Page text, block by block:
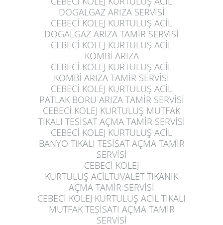
DOGALGAZ ARIZA SERVİSİ
CEBECİ KOLEJ KURTULUŞ ACİL
DOGALGAZ ARIZA TAMİR SERVİSİ
CEBECİ KOLEJ KURTULUŞ ACİL
KOMBİ ARIZA
CEBECİ KOLEJ KURTULUŞ ACİL
KOMBİ ARIZA TAMİR SERVİSİ
CEBECİ KOLEJ KURTULUŞ ACİL
PATLAK BORU ARIZA TAMİR SERVİSİ
CEBECİ KOLEJ KURTULUŞ MUTFAK
TIKALI TESİSAT AÇMA TAMİR SERVİSİ
CEBECİ KOLEJ KURTULUŞ ACİL
BANYO TIKALI TESİSAT AÇMA TAMİR
SERVİSİ
CEBECİ KOLEJ
KURTULUŞ ACİLTUVALET TIKANIK
AÇMA TAMİR SERVİSİ
CEBECİ KOLEJ KURTULUŞ ACİL TIKALI
MUTFAK TESİSATI AÇMA TAMİR
SERVİSİ